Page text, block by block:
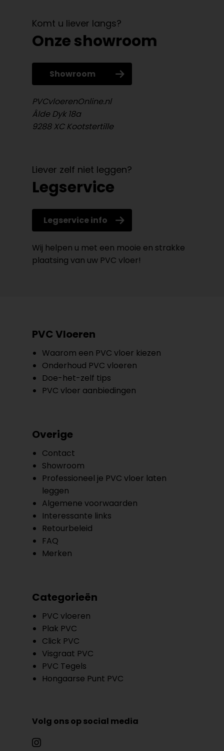
Komt u liever langs?
Onze showroom
Showroom
PVCvloerenOnline.nl
Âlde Dyk 18a
9288 XC Kootstertille
Liever zelf niet leggen?
Legservice
Legservice info
Wij helpen u met een mooie en strakke
plaatsing van uw PVC vloer!
PVC Vloeren
Waarom een PVC vloer kiezen
Onderhoud PVC vloeren
Doe-het-zelf tips
PVC vloer aanbiedingen
Overige
Contact
Showroom
Professioneel je PVC vloer laten
leggen
Algemene voorwaarden
Interessante links
Retourbeleid
FAQ
Merken
Categorieën
PVC vloeren
Plak PVC
Click PVC
Visgraat PVC
PVC Tegels
Hongaarse Punt PVC
Volg ons op social media